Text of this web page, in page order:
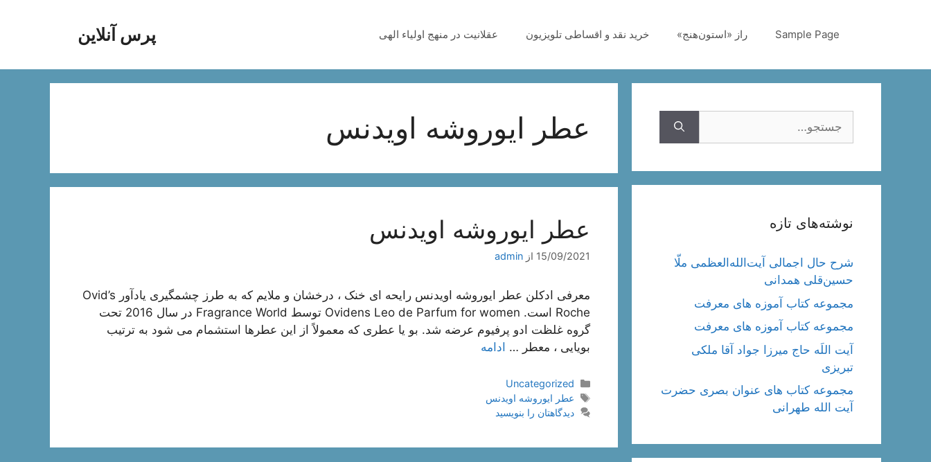
پرس آنلاین Sample Page راز «استون‌هنج» خرید نقد و اقساطی تلویزیون عقلانیت در منهج اولیاء الهی
عطر ایوروشه اویدنس
عطر ایوروشه اویدنس
15/09/2021 از admin
معرفی ادکلن عطر ایوروشه اویدنس رایحه ای خنک ، درخشان و ملایم که به طرز چشمگیری یادآور Ovid’s
Roche است. Ovidens Leo de Parfum for women توسط Fragrance World در سال 2016 تحت
گروه غلظت ادو پرفیوم عرضه شد. بو یا عطری که معمولاً از این عطرها استشمام می شود به ترتیب
بویایی ، معطر … ادامه
دسته‌ها
Uncategorized
برچسب‌ها
عطر ایوروشه اویدنس
دیدگاهتان را بنویسید
نوشته‌های تازه
شرح حال اجمالی آیت‌الله‌العظمی ملّا
حسین‌قلی همدانی
مجموعه کتاب آموزه های معرفت
مجموعه کتاب آموزه های معرفت
آیت اللَه حاج میرزا جواد آقا ملکی
تبریزی
مجموعه کتاب های عنوان بصری حضرت
آیت الله طهرانی